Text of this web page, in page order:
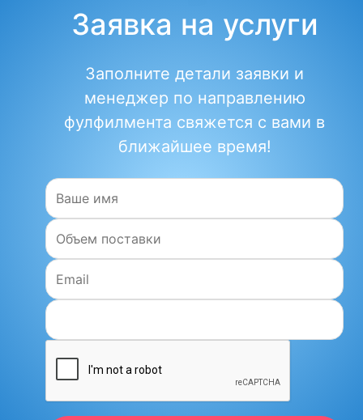
Заявка на услуги
Заполните детали заявки и
менеджер по направлению
фулфилмента свяжется с вами в
ближайшее время!
Имя:
Объем поставки:
Email: